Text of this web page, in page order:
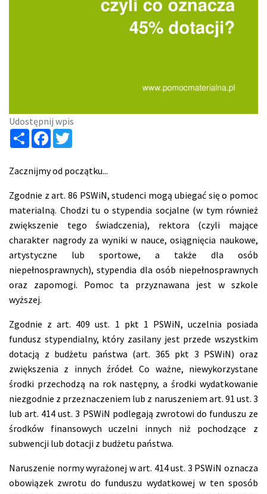
Udostępnij wpis
Share Facebook
Zacznijmy od początku...
Zgodnie z art. 86 PSWiN, studenci mogą ubiegać się o pomoc
materialną. Chodzi tu o stypendia socjalne (w tym również
zwiększenie tego świadczenia), rektora (czyli mające
charakter nagrody za wyniki w nauce, osiągnięcia naukowe,
artystyczne lub sportowe, a także dla osób
niepełnosprawnych), stypendia dla osób niepełnosprawnych
oraz zapomogi. Pomoc ta przyznawana jest w szkole
wyższej.
Zgodnie z art. 409 ust. 1 pkt 1 PSWiN, uczelnia posiada
fundusz stypendialny, który zasilany jest przede wszystkim
dotacją z budżetu państwa (art. 365 pkt 3 PSWiN) oraz
zwiększenia z innych źródeł. Co ważne, niewykorzystane
środki przechodzą na rok następny, a środki wydatkowanie
niezgodnie z przeznaczeniem lub z naruszeniem art. 91 ust. 3
lub art. 414 ust. 3 PSWiN podlegają zwrotowi do funduszu ze
środków finansowych uczelni innych niż pochodzące z
subwencji lub dotacji z budżetu państwa.
Naruszenie normy wyrażonej w art. 414 ust. 3 PSWiN oznacza
obowiązek zwrotu do funduszu wydatkowej w ten sposób